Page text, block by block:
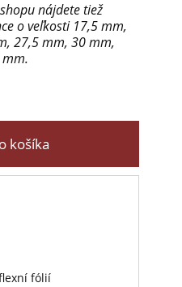
nájdete tiež
o veľkosti 17,5 mm,
27,5 mm, 30 mm,
košíka
fólií